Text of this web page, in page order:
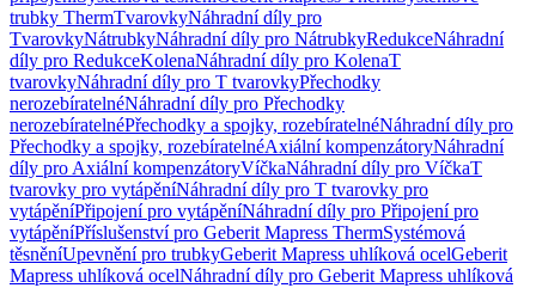
trubky ThermTvarovkyNáhradní díly pro
TvarovkyNátrubkyNáhradní díly pro NátrubkyRedukceNáhradní
díly pro RedukceKolenaNáhradní díly pro KolenaT
tvarovkyNáhradní díly pro T tvarovkyPřechodky
nerozebíratelnéNáhradní díly pro Přechodky
nerozebíratelnéPřechodky a spojky, rozebíratelnéNáhradní díly pro
Přechodky a spojky, rozebíratelnéAxiální kompenzátoryNáhradní
díly pro Axiální kompenzátoryVíčkaNáhradní díly pro VíčkaT
tvarovky pro vytápěníNáhradní díly pro T tvarovky pro
vytápěníPřipojení pro vytápěníNáhradní díly pro Připojení pro
vytápěníPříslušenství pro Geberit Mapress ThermSystémová
těsněníUpevnění pro trubkyGeberit Mapress uhlíková ocelGeberit
Mapress uhlíková ocelNáhradní díly pro Geberit Mapress uhlíková